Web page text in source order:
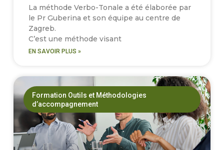
La méthode Verbo-Tonale a été élaborée par
le Pr Guberina et son équipe au centre de
Zagreb.
C’est une méthode visant
EN SAVOIR PLUS »
Formation Outils et Méthodologies
d’accompagnement